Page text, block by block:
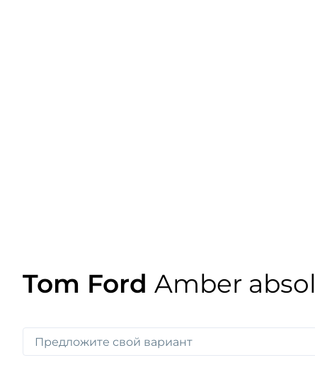
Tom Ford Amber